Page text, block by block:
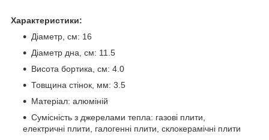
Характеристики:
Діаметр, см: 16
Діаметр дна, см: 11.5
Висота бортика, см: 4.0
Товщина стінок, мм: 3.5
Матеріал: алюміній
Сумісність з джерелами тепла: газові плити,
електричні плити, галогенні плити, склокерамічні плити